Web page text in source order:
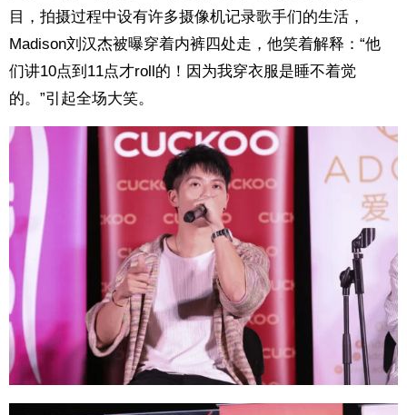
目，拍摄过程中设有许多摄像机记录歌手们的生活，
Madison刘汉杰被曝穿着内裤四处走，他笑着解释：“他
们讲10点到11点才roll的！因为我穿衣服是睡不着觉
的。”引起全场大笑。